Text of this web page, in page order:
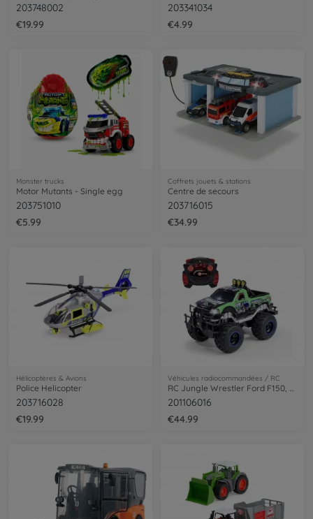
203748002
€19.99
203341034
€4.99
Monster trucks
Motor Mutants - Single egg
203751010
€5.99
Coffrets jouets & stations
Centre de secours
203716015
€34.99
Hélicoptères & Avions
Police Helicopter
203716028
€19.99
Véhicules radiocommandées / RC
RC Jungle Wrestler Ford F150, RTR
201106016
€44.99